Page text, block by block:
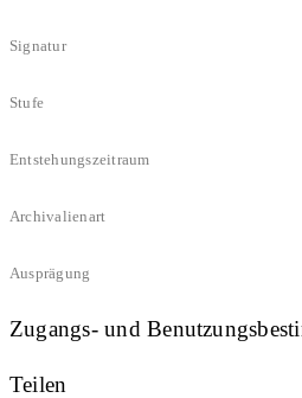
Signatur
Stufe
Entstehungszeitraum
Archivalienart
Ausprägung
Zugangs- und
Teilen